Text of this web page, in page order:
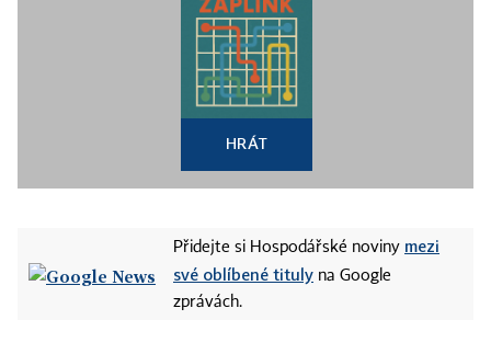
HRÁT
Přidejte si Hospodářské noviny mezi
své oblíbené tituly na Google
zprávách.